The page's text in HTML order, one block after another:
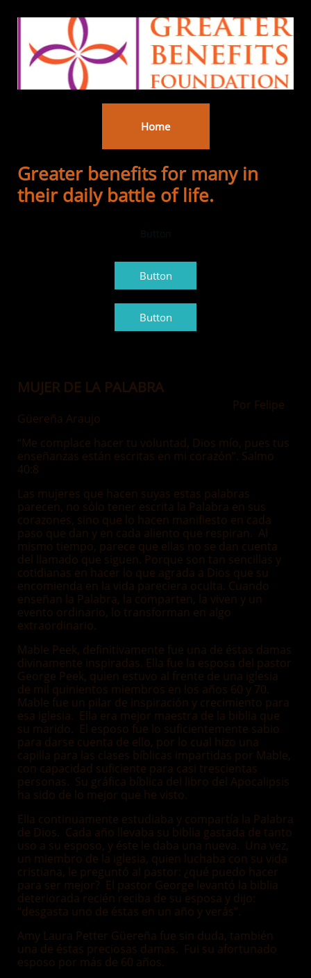
Home
Greater benefits for many in
their daily battle of life.
Button
Button
MUJER DE LA PALABRA
Por Felipe
Güereña Araujo
“Me complace hacer tu voluntad, Dios mío, pues tus
enseñanzas están escritas en mi corazón”. Salmo
40:8
Las mujeres que hacen suyas estas palabras
parecen, no sólo tener escrita la Palabra en sus
corazones, sino que lo hacen manifiesto en cada
paso que dan y en cada aliento que respiran. Al
mismo tiempo, parece que ellas no se dan cuenta
del llamado que siguen. Porque son tan sencillas y
cotidianas en hacer lo que agrada a Dios que su
encomienda en la vida pareciera oculta. Cuando
enseñan la Palabra, la comparten, la viven y un
evento ordinario, lo transforman en algo
extraordinario.
Mable Peek, definitivamente fue una de éstas damas
divinamente inspiradas. Ella fue la esposa del pastor
George Peek, quien estuvo al frente de una iglesia
de mil quinientos miembros en los años 60 y 70.
Mable fue un pilar de inspiración y crecimiento para
esa iglesia. Ella era mejor maestra de la biblia que
su marido. El esposo fue lo suficientemente sabio
para darse cuenta de ello, por lo cual hizo una
capilla para las clases bíblicas impartidas por Mable,
con capacidad suficiente para casi trescientas
personas. Su gráfica bíblica del libro del Apocalipsis
ha sido de lo mejor que he visto.
Ella continuamente estudiaba y compartía la Palabra
de Dios. Cada año llevaba su biblia gastada de tanto
uso a su esposo, y éste le daba una nueva. Una vez,
un miembro de la iglesia, quien luchaba con su vida
cristiana, le preguntó al pastor: ¿qué puedo hacer
para ser mejor? El pastor George levantó la biblia
deteriorada recién reciba de su esposa y dijo:
“desgasta uno de éstas en un año y verás”.
Amy Laura Petter Güereña fue sin duda, también
una de éstas preciosas damas. Fui su afortunado
esposo por más de 60 años.